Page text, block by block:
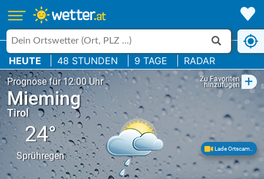
HEUTE 48 STUNDEN 9 TAGE RADAR
Prognose für 12:00 Uhr Zu Favoriten
hinzufügen +
Mieming
Tirol
24°
Sprühregen
Lade Ortscam..